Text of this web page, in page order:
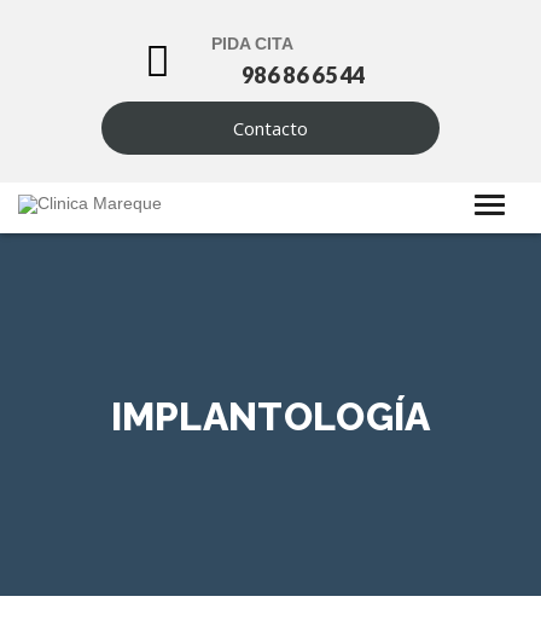
PIDA CITA
986 86 65 44
Contacto
IMPLANTOLOGÍA